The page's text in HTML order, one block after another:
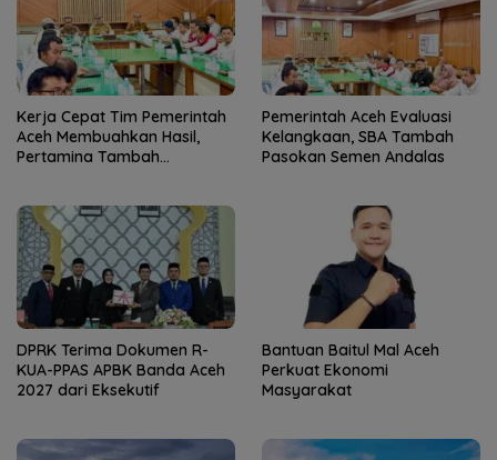
Kerja Cepat Tim Pemerintah
Aceh Membuahkan Hasil,
Pertamina Tambah
Pemerintah Aceh Evaluasi
Kelangkaan, SBA Tambah
Pasokan Semen Andalas
DPRK Terima Dokumen R-
KUA-PPAS APBK Banda Aceh
2027 dari Eksekutif
Bantuan Baitul Mal Aceh
Perkuat Ekonomi
Masyarakat